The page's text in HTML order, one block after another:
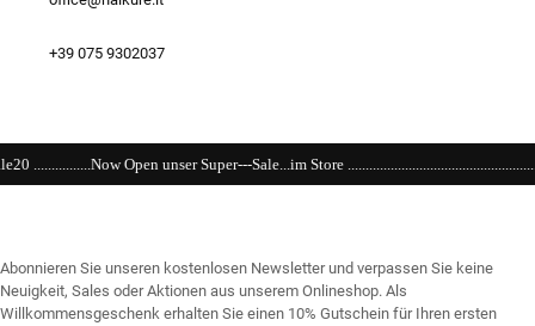
+39 075 9302037
unser Super---Sale...im Store
Abonnieren Sie unseren kostenlosen Newsletter und verpassen Sie keine
Neuigkeit, Sales oder Aktionen aus unserem Onlineshop. Als
Willkommensgeschenk erhalten Sie einen 10% Gutschein für Ihren ersten